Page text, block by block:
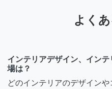
よく
インテリアデザイン、イン
場は？
どのインテリアのデザイン